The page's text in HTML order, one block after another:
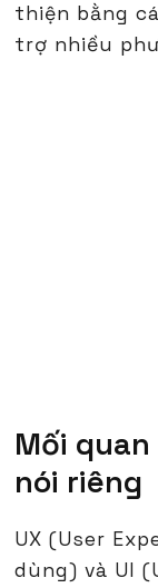
thiện bằng
trợ nhiều
Mối quan
nói riêng
UX (User
dùng) và UI